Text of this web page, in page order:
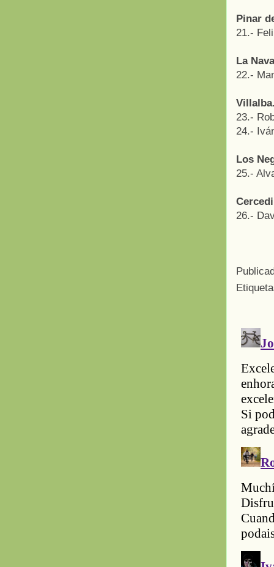
Pinar
21.-
La
22.-
23.-
24.-
Los
25.-
26.-